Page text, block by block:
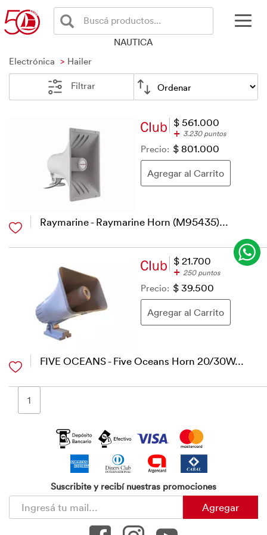
Buscá productos...
NAUTICA
Electrónica
Hailer
Filtrar
$ 561.000
+ 3.230 puntos
Precio: $ 801.000
Raymarine - Raymarine Horn (M95435)...
$ 21.700
+ 250 puntos
Precio: $ 39.500
FIVE OCEANS - Five Oceans Horn 20/30W...
1
Suscribite y recibí nuestras promociones
Agregar